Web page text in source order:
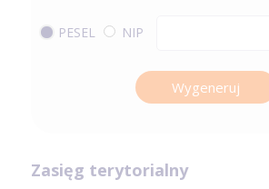
PESEL NIP
Wygeneruj
Zasięg terytorialny